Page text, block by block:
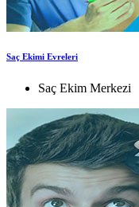
Saç Ekimi Evreleri
Saç Ekim Merkezi